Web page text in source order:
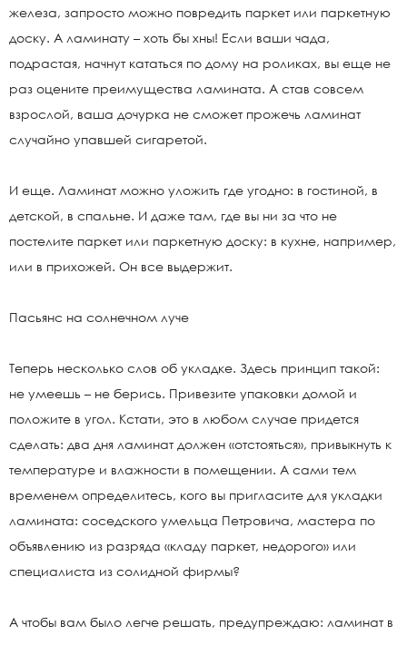
железа, запросто можно повредить паркет или паркетную
доску. А ламинату – хоть бы хны! Если ваши чада,
подрастая, начнут кататься по дому на роликах, вы еще не
раз оцените преимущества ламината. А став совсем
взрослой, ваша дочурка не сможет прожечь ламинат
случайно упавшей сигаретой.
И еще. Ламинат можно уложить где угодно: в гостиной, в
детской, в спальне. И даже там, где вы ни за что не
постелите паркет или паркетную доску: в кухне, например,
или в прихожей. Он все выдержит.
Пасьянс на солнечном луче
Теперь несколько слов об укладке. Здесь принцип такой:
не умеешь – не берись. Привезите упаковки домой и
положите в угол. Кстати, это в любом случае придется
сделать: два дня ламинат должен «отстояться», привыкнуть к
температуре и влажности в помещении. А сами тем
временем определитесь, кого вы пригласите для укладки
ламината: соседского умельца Петровича, мастера по
объявлению из разряда «кладу паркет, недорого» или
специалиста из солидной фирмы?
А чтобы вам было легче решать, предупреждаю: ламинат в